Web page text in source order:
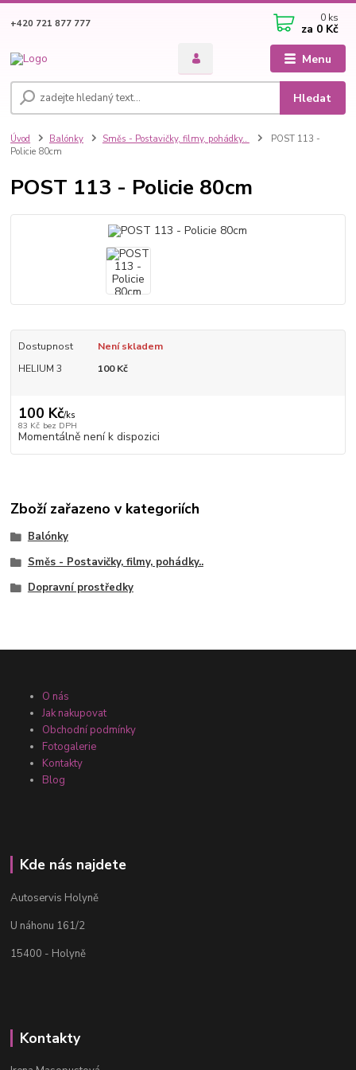
Menu
Hledat
+420 721 877 777 0 ks
za 0 Kč
Úvod Balónky Směs - Postavičky, filmy, pohádky..
POST 113 -
Policie 80cm
POST 113 - Policie 80cm
Dostupnost
Není skladem
HELIUM 3
100 Kč
100 Kč/ks
83 Kč bez DPH
Momentálně není k dispozici
Zboží zařazeno v kategoriích
Balónky
Směs - Postavičky, filmy, pohádky..
Dopravní prostředky
O nás
Jak nakupovat
Obchodní podmínky
Fotogalerie
Kontakty
Blog
Kde nás najdete
Autoservis Holyně
U náhonu 161/2
15400 - Holyně
Kontakty